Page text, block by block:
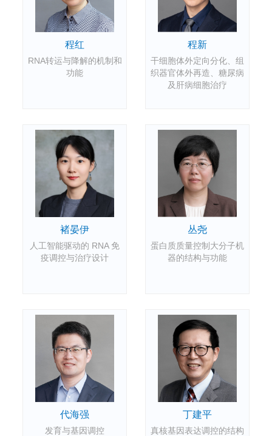
程红
RNA转运与降解的机制和
功能
程新
干细胞体外定向分化、组
织器官体外再造、糖尿病
及肝病细胞治疗
褚晏伊
人工智能驱动的 RNA 免
疫调控与治疗设计
丛尧
蛋白质质量控制大分子机
器的结构与功能
代海强
发育与基因调控
丁建平
真核基因表达调控的结构